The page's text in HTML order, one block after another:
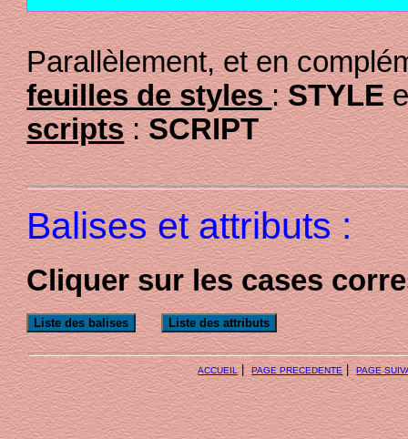
Parallèlement, et en
feuilles de styles:STYLE
scripts:SCRIPT
Balises et attributs :
Cliquer sur les cases
ACCUEIL|PAGE PRECEDENTE|PAGE